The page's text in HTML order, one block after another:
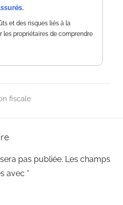
et des risques liés à la
les propriétaires de comprendre
fiscale
pas publiée. Les champs
avec *